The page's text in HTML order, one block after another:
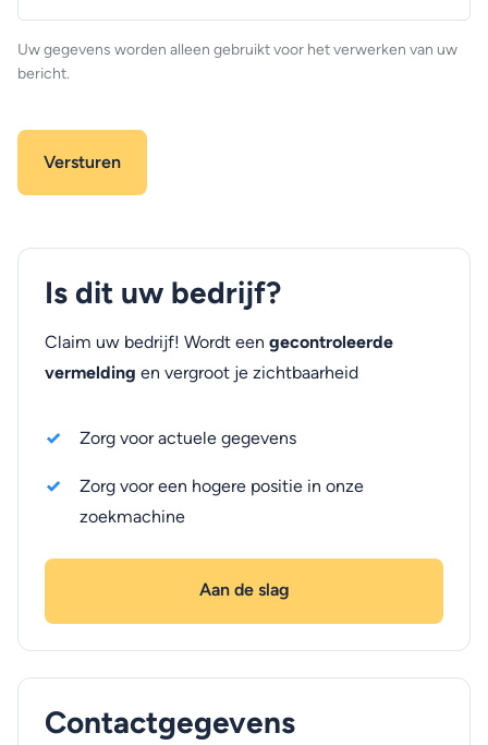
Uw gegevens worden alleen gebruikt voor het verwerken van uw
bericht.
Is dit uw bedrijf?
Claim uw bedrijf! Wordt een gecontroleerde
vermelding en vergroot je zichtbaarheid
Zorg voor actuele gegevens
Zorg voor een hogere positie in onze
zoekmachine
Aan de slag
Contactgegevens